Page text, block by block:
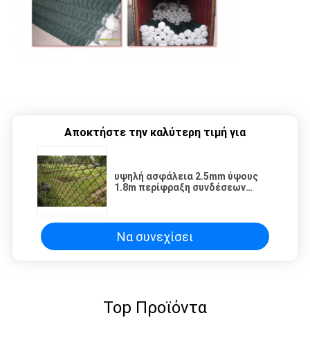
Αποκτήστε την καλύτερη τιμή για
υψηλή ασφάλεια 2.5mm ύψους
1.8m περίφραξη συνδέσεων
Να συνεχίσει
Top Προϊόντα